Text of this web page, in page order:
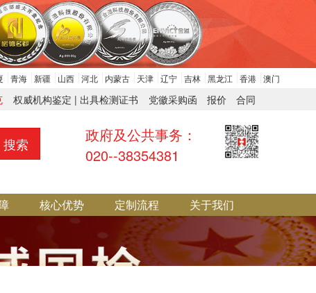
青海 新疆 山西 河北 内蒙古 天津 辽宁 吉林 黑龙江 香港 澳门
党徽采购函 报价 合同
权威机构鉴定 | 出具检测证书
搜索
政府及公共事务：
020--38354381
核心优势 定制流程 关于我们